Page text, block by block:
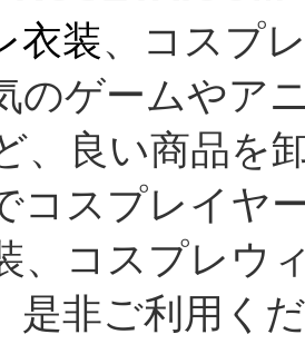
衣装、コスプ
のゲームやア
、良い商品を
コスプレイヤ
、コスプレウ
是非ご利用く